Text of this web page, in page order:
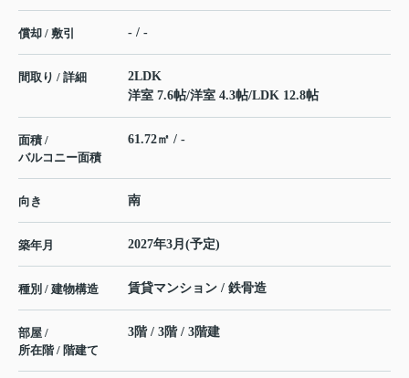
償却 / 敷引 - / -
間取り / 詳細
2LDK
洋室 7.6帖/洋室 4.3帖/LDK 12.8帖
面積 /
バルコニー面積
61.72㎡ / -
向き 南
築年月 2027年3月(予定)
種別 / 建物構造 賃貸マンション / 鉄骨造
部屋 /
所在階 / 階建て
3階 / 3階 / 3階建